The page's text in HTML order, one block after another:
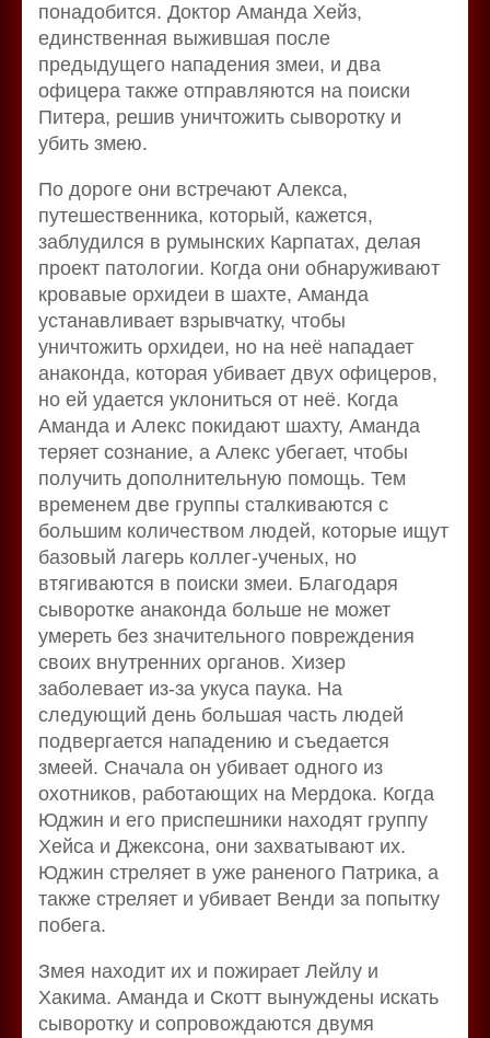
понадобится. Доктор Аманда Хейз,
единственная выжившая после
предыдущего нападения змеи, и два
офицера также отправляются на поиски
Питера, решив уничтожить сыворотку и
убить змею.
По дороге они встречают Алекса,
путешественника, который, кажется,
заблудился в румынских Карпатах, делая
проект патологии. Когда они обнаруживают
кровавые орхидеи в шахте, Аманда
устанавливает взрывчатку, чтобы
уничтожить орхидеи, но на неё нападает
анаконда, которая убивает двух офицеров,
но ей удается уклониться от неё. Когда
Аманда и Алекс покидают шахту, Аманда
теряет сознание, а Алекс убегает, чтобы
получить дополнительную помощь. Тем
временем две группы сталкиваются с
большим количеством людей, которые ищут
базовый лагерь коллег-ученых, но
втягиваются в поиски змеи. Благодаря
сыворотке анаконда больше не может
умереть без значительного повреждения
своих внутренних органов. Хизер
заболевает из-за укуса паука. На
следующий день большая часть людей
подвергается нападению и съедается
змеей. Сначала он убивает одного из
охотников, работающих на Мердока. Когда
Юджин и его приспешники находят группу
Хейса и Джексона, они захватывают их.
Юджин стреляет в уже раненого Патрика, а
также стреляет и убивает Венди за попытку
побега.
Змея находит их и пожирает Лейлу и
Хакима. Аманда и Скотт вынуждены искать
сыворотку и сопровождаются двумя